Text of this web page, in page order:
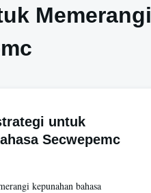
Memerangi
untuk
Secwepemc
kepunahan bahasa